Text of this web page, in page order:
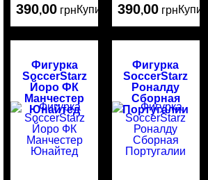
390,00 грнКупить 390,00 грнКупить
Фигурка
SoccerStarz
Йоро ФК
Манчестер
Юнайтед
Фигурка
SoccerStarz
Роналду
Сборная
Португалии